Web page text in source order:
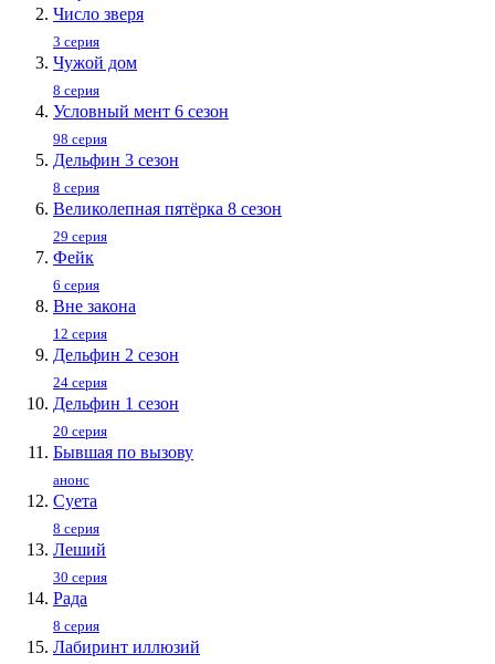
Число зверя
3 серия
Чужой дом
8 серия
Условный мент 6 сезон
98 серия
Дельфин 3 сезон
8 серия
Великолепная пятёрка 8 сезон
29 серия
Фейк
6 серия
Вне закона
12 серия
Дельфин 2 сезон
24 серия
Дельфин 1 сезон
20 серия
Бывшая по вызову
анонс
Суета
8 серия
Леший
30 серия
Рада
8 серия
Лабиринт иллюзий